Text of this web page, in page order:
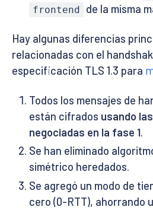
frontend de la misma
Hay algunas diferencias
relacionadas con el
especificación TLS 1.3 para
Todos los mensajes de
están cifrados usando
negociadas en la fase 1.
Se han eliminado
simétrico heredados.
Se agregó un modo de
cero (0-RTT), ahorrando